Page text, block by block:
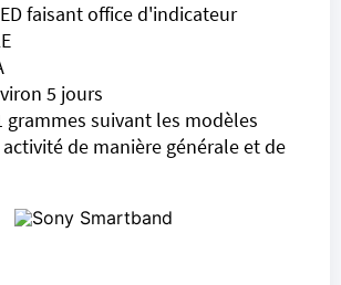
faisant office d'indicateur
5 jours
grammes suivant les modèles
de manière générale et de